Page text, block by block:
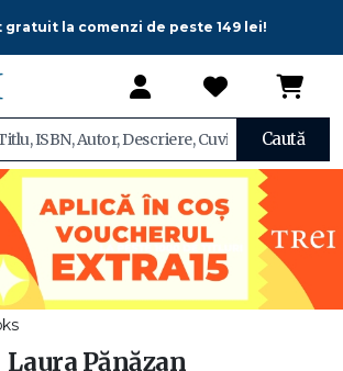
gratuit la comenzi de peste 149 lei!
Caută
Laura Pănăzan